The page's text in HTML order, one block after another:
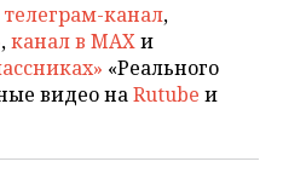
телеграм-канал,
,канал в MAXи
«Реального
видео наRutube и